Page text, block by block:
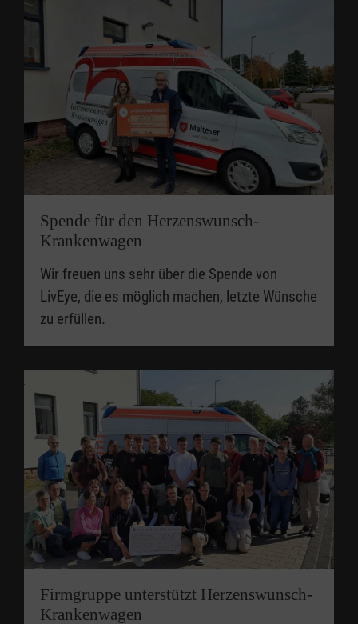
Spende für den Herzenswunsch-
Krankenwagen
Wir freuen uns sehr über die Spende von
LivEye, die es möglich machen, letzte Wünsche
zu erfüllen.
Firmgruppe unterstützt Herzenswunsch-
Krankenwagen